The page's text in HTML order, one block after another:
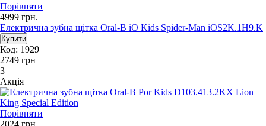
Порівняти
4999 грн.
Електрична зубна щітка Oral-B iO Kids Spider-Man iOS2K.1H9.K
Код: 1929
2749 грн
3
Акція
Порівняти
2024 грн.